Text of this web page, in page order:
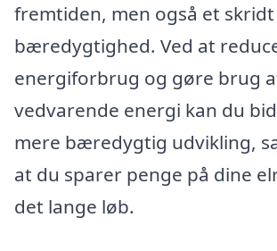
fremtiden, men også et
bæredygtighed. Ved at
energiforbrug og gøre brug
vedvarende energi kan du
mere bæredygtig udvikling,
at du sparer penge på dine
det lange løb.